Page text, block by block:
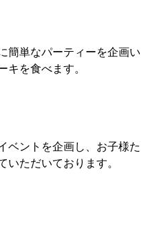
簡単なパーティーを企画い
を食べます。
ベントを企画し、お子様た
ただいております。